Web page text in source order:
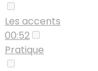
Les accents
00:52
Pratique